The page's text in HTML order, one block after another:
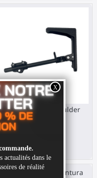
ProVolver Elite Shoulder
Extension
67,00 €